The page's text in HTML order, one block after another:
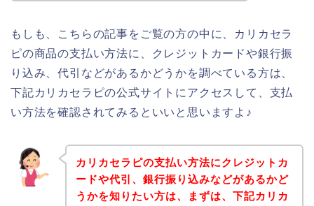
もしも、こちらの記事をご覧の方の中に、カリカセラ
ピの商品の支払い方法に、クレジットカードや銀行振
り込み、代引などがあるかどうかを調べている方は、
下記カリカセラピの公式サイトにアクセスして、支払
い方法を確認されてみるといいと思いますよ♪
カリカセラピの支払い方法にクレジットカ
ードや代引、銀行振り込みなどがあるかど
うかを知りたい方は、まずは、下記カリカ